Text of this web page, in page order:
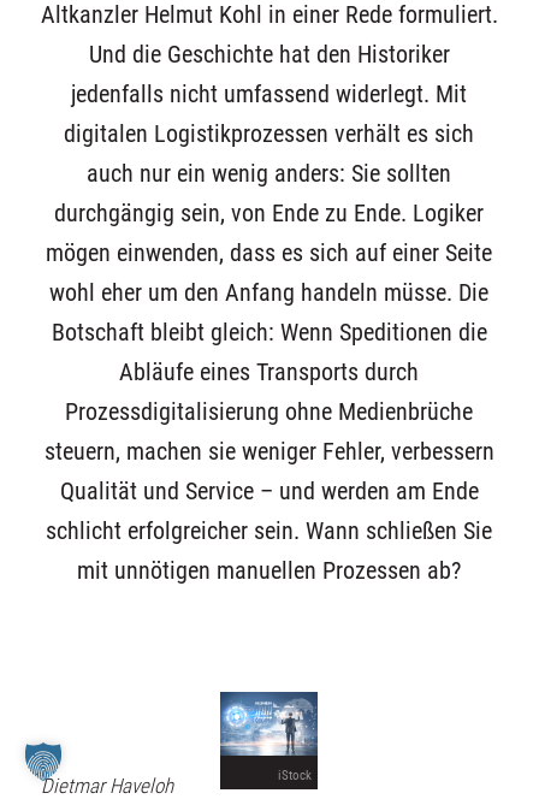
Altkanzler Helmut Kohl in einer Rede formuliert.
Und die Geschichte hat den Historiker
jedenfalls nicht umfassend widerlegt. Mit
digitalen Logistikprozessen verhält es sich
auch nur ein wenig anders: Sie sollten
durchgängig sein, von Ende zu Ende. Logiker
mögen einwenden, dass es sich auf einer Seite
wohl eher um den Anfang handeln müsse. Die
Botschaft bleibt gleich: Wenn Speditionen die
Abläufe eines Transports durch
Prozessdigitalisierung ohne Medienbrüche
steuern, machen sie weniger Fehler, verbessern
Qualität und Service – und werden am Ende
schlicht erfolgreicher sein. Wann schließen Sie
mit unnötigen manuellen Prozessen ab?
Dietmar Haveloh iStock